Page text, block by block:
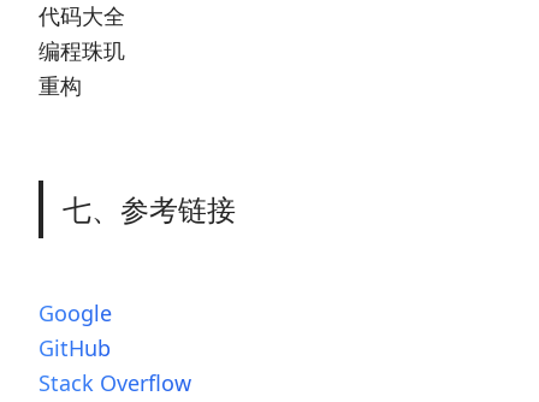
代码大全
编程珠玑
重构
七、参考链接
Google
GitHub
Stack Overflow